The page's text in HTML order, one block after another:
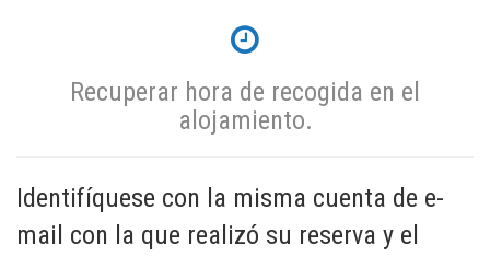
Recuperar hora de recogida en el
alojamiento.
Identifíquese con la misma cuenta de e-
mail con la que realizó su reserva y el